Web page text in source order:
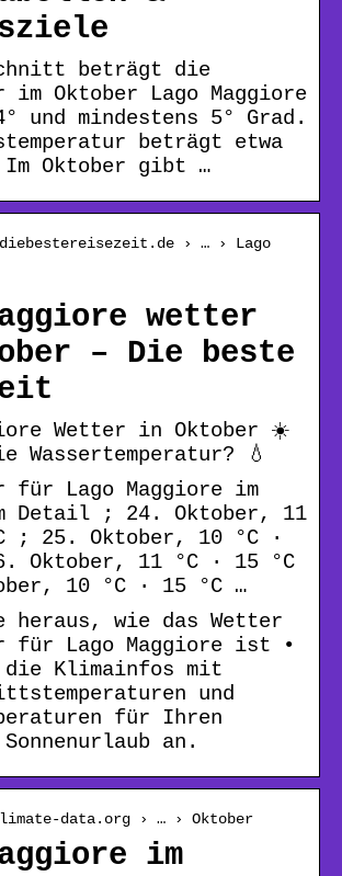
beträgt die
im Oktober Lago Maggiore
und mindestens 5° Grad.
beträgt etwa
Im Oktober gibt …
› … › Lago
wetter
– Die beste
Wetter in Oktober ☀️
Wassertemperatur? 💧
für Lago Maggiore im
Detail ; 24. Oktober, 11
; 25. Oktober, 10 °C ·
Oktober, 11 °C · 15 °C
10 °C · 15 °C …
heraus, wie das Wetter
für Lago Maggiore ist •
die Klimainfos mit
und
für Ihren
an.
data.org › … › Oktober
im